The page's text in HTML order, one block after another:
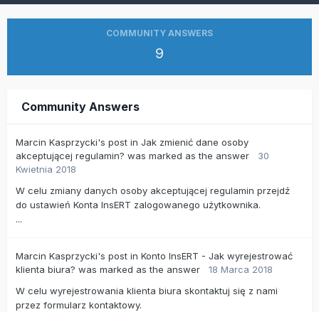
COMMUNITY ANSWERS
9
Community Answers
Marcin Kasprzycki's post in Jak zmienić dane osoby
akceptującej regulamin? was marked as the answer
30
Kwietnia 2018
W celu zmiany danych osoby akceptującej regulamin przejdź
do ustawień Konta InsERT zalogowanego użytkownika.
...
Marcin Kasprzycki's post in Konto InsERT - Jak wyrejestrować
klienta biura? was marked as the answer
18 Marca 2018
W celu wyrejestrowania klienta biura skontaktuj się z nami
przez formularz kontaktowy.